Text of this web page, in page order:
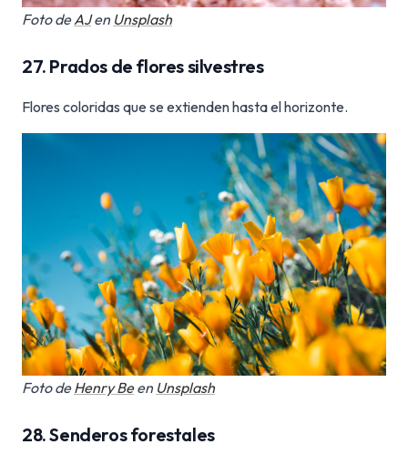
Foto deAJen Unsplash
27. Prados de flores silvestres
Flores coloridas que se extienden hasta el horizonte.
Foto deHenry Been Unsplash
28. Senderos forestales